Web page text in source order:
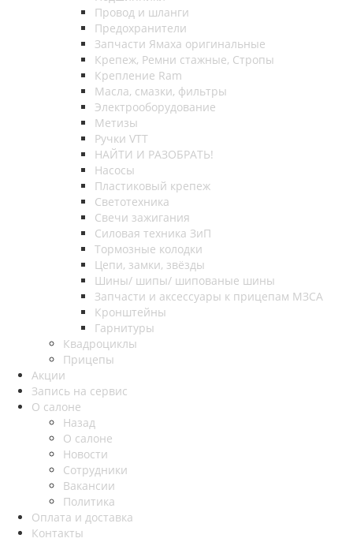
Провод и шланги
Предохранители
Запчасти Ямаха оригинальные
Крепеж, Ремни стажные, Стропы
Крепление Ram
Масла, смазки, фильтры
Электрооборудование
Метизы
Ручки VTT
НАЙТИ И РАЗОБРАТЬ!
Насосы
Пластиковый крепеж
Светотехника
Свечи зажигания
Силовая техника ЗиП
Тормозные колодки
Цепи, замки, звёзды
Шины/ шипы/ шипованые шины
Запчасти и аксессуары к прицепам МЗСА
Кронштейны
Гарнитуры
Квадроциклы
Прицепы
Акции
Запись на сервис
О салоне
Назад
О салоне
Новости
Сотрудники
Вакансии
Политика
Оплата и доставка
Контакты